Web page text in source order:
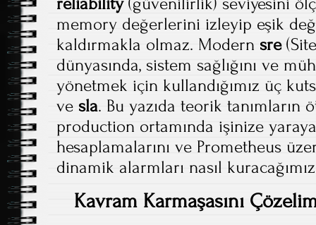
memory değerlerini izleyip eşik
kaldırmakla olmaz. Modern sre
dünyasında, sistem sağlığını ve
yönetmek için kullandığımız üç
ve sla. Bu yazıda teorik tanımların
production ortamında işinize
hesaplamalarını ve Prometheus
dinamik alarmları nasıl
Kavram Karmaşasını